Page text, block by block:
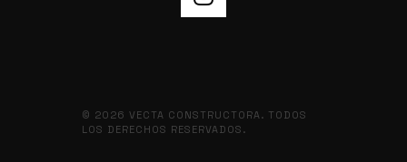
© 2026 VECTA CONSTRUCTORA. TODOS
LOS DERECHOS RESERVADOS.